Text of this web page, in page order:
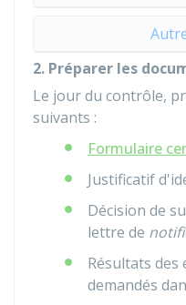
2. Préparer les
Le jour du contrôle,
suivants :
Formulaire
Justificatif
Décision de
lettre de
Résultats des
demandés